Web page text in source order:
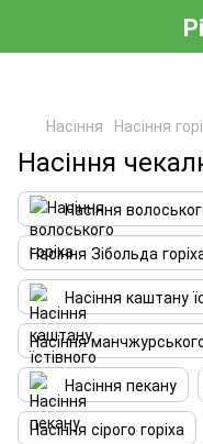
Насіння Насіння
Насіння
Насіння
Насіння Зібольда
Насіння каштану
Насіння
Насіння пекану
Насіння сірого горіха